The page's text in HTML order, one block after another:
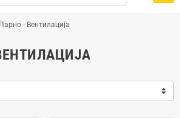
- Вентилација